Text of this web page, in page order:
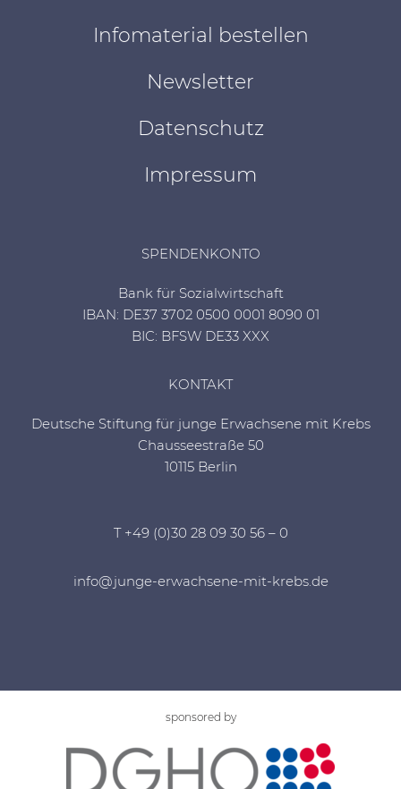
Infomaterial bestellen
Newsletter
Datenschutz
Impressum
SPENDENKONTO
Bank für Sozialwirtschaft
IBAN: DE37 3702 0500 0001 8090 01
BIC: BFSW DE33 XXX
KONTAKT
Deutsche Stiftung für junge Erwachsene mit Krebs
Chausseestraße 50
10115 Berlin
T +49 (0)30 28 09 30 56 – 0
info@junge-erwachsene-mit-krebs.de
sponsored by